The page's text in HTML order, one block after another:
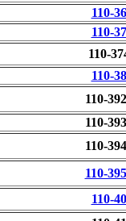
110-36
110-37
110-
110-38
110-
110-
110-
110-
110-40